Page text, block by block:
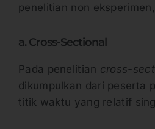
penelitian non
a. Cross-Sectional
Pada penelitian cross-
dikumpulkan dari peserta
titik waktu yang relatif